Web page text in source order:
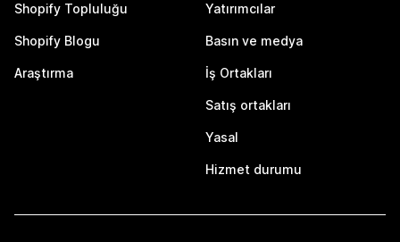
Shopify Topluluğu
Shopify Blogu
Araştırma
Yatırımcılar
Basın ve medya
İş Ortakları
Satış ortakları
Yasal
Hizmet durumu